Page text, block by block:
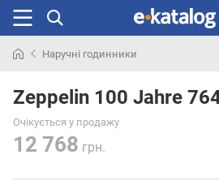
раніше
Наручні годинники
Zeppelin 100 Jahre
Очікується у продажу
12 768 грн.